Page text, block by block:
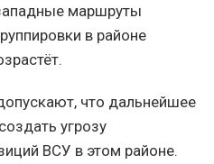
маршруты
в районе
что дальнейшее
угрозу
ВСУ в этом районе.